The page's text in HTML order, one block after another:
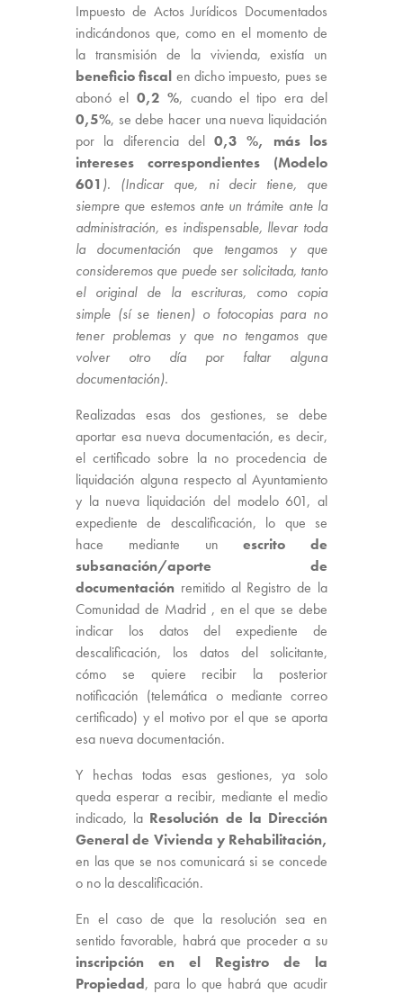
Impuesto de Actos Jurídicos Documentados
indicándonos que, como en el momento de
la transmisión de la vivienda, existía un
beneficio fiscal en dicho impuesto, pues se
abonó el 0,2 %, cuando el tipo era del
0,5%, se debe hacer una nueva liquidación
por la diferencia del0,3 %, más los
intereses correspondientes (Modelo
601 ). (Indicar que, ni decir tiene, que
siempre que estemos ante un trámite ante la
administración, es indispensable, llevar toda
la documentación que tengamos y que
consideremos que puede ser solicitada, tanto
el original de la escrituras, como copia
simple (sí se tienen) o fotocopias para no
tener problemas y que no tengamos que
volver otro día por faltar alguna
documentación).
Realizadas esas dos gestiones, se debe
aportar esa nueva documentación, es decir,
el certificado sobre la no procedencia de
liquidación alguna respecto al Ayuntamiento
y la nueva liquidación del modelo 601, al
expediente de descalificación, lo que se
hace mediante unescrito de
subsanación/aporte de
documentación remitido al Registro de la
Comunidad de Madrid , en el que se debe
indicar los datos del expediente de
descalificación, los datos del solicitante,
cómo se quiere recibir la posterior
notificación (telemática o mediante correo
certificado) y el motivo por el que se aporta
esa nueva documentación.
Y hechas todas esas gestiones, ya solo
queda esperar a recibir, mediante el medio
indicado, la Resolución de la Dirección
General de Vivienda y Rehabilitación,
en las que se nos comunicará si se concede
o no la descalificación.
En el caso de que la resolución sea en
sentido favorable, habrá que proceder a su
inscripción en el Registro de la
Propiedad, para lo que habrá que acudir